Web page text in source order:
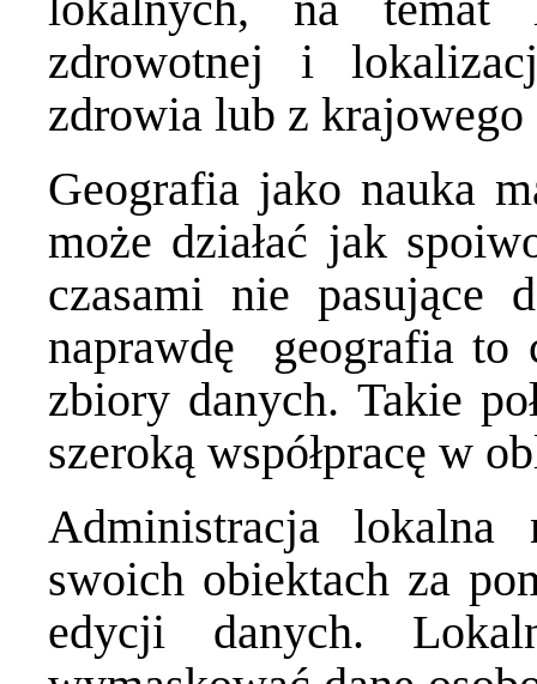
zdrowotnej i
zdrowia lub z
Geografia jako nauka
może działać jak
czasami nie pasujące
naprawdę geografia to
zbiory danych. Takie
szeroką współpracę w
Administracja lokalna
swoich obiektach za
edycji danych.